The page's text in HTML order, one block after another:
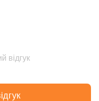
відгук